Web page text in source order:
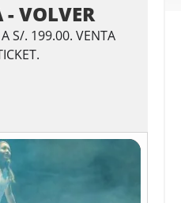
VOLVER
S/. 199.00. VENTA